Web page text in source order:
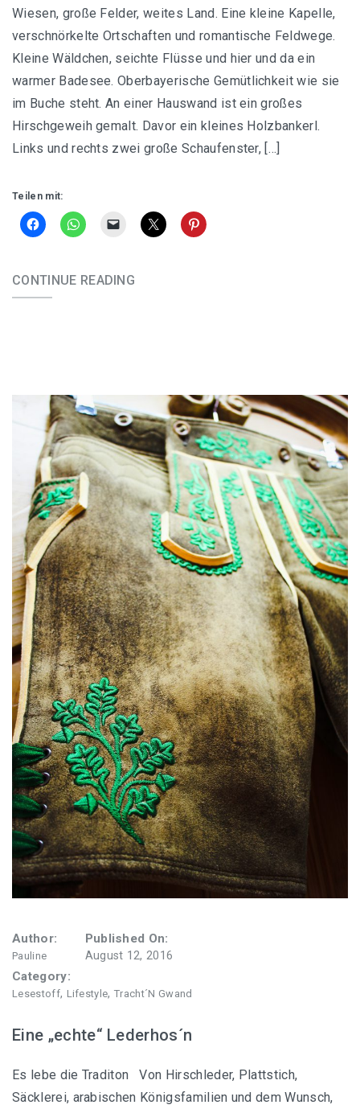
Wiesen, große Felder, weites Land. Eine kleine Kapelle,
verschnörkelte Ortschaften und romantische Feldwege.
Kleine Wäldchen, seichte Flüsse und hier und da ein
warmer Badesee. Oberbayerische Gemütlichkeit wie sie
im Buche steht. An einer Hauswand ist ein großes
Hirschgeweih gemalt. Davor ein kleines Holzbankerl.
Links und rechts zwei große Schaufenster, […]
Teilen mit:
CONTINUE READING
Author:
Pauline
Published On:
August 12, 2016
Category:
Lesestoff, Lifestyle,Tracht´n Gwand
Eine „echte“ Lederhos´n
Es lebe die Traditon Von Hirschleder, Plattstich,
Säcklerei, arabischen Königsfamilien und dem Wunsch,